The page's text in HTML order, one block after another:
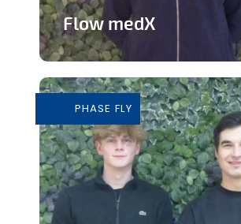
Flow medX
concours de médecine
En savoir plus
PHASE FLY